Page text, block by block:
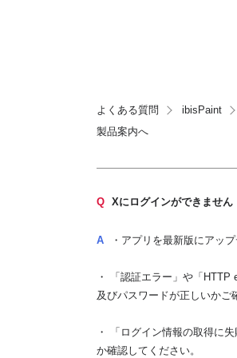
よくある質問
ibisPaint
製品案内へ
Q Xにログインができません
A ・アプリを最新版にアッ
・ 「認証エラー」や「
及びパスワードが正しいかご
・ 「ログイン情報の取得に
か確認してください。